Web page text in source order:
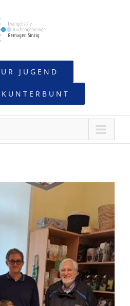
JUGEND